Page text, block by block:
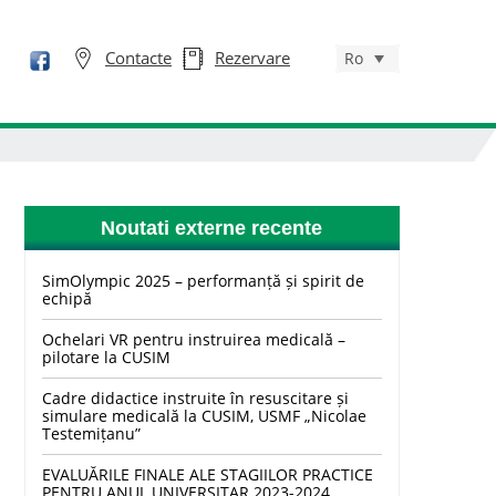
Ro
Rezervare
Contacte
Noutati externe recente
SimOlympic 2025 – performanță și spirit de
echipă
Ochelari VR pentru instruirea medicală –
pilotare la CUSIM
Cadre didactice instruite în resuscitare și
simulare medicală la CUSIM, USMF „Nicolae
Testemițanu”
EVALUĂRILE FINALE ALE STAGIILOR PRACTICE